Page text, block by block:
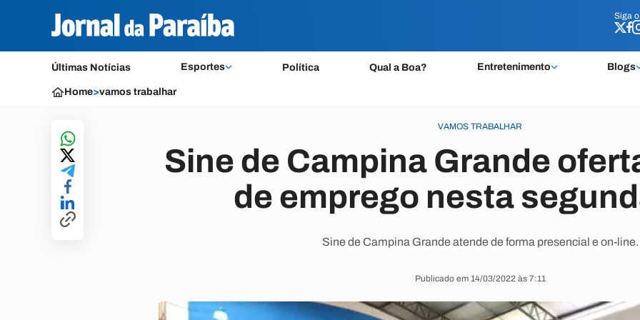
Siga o
Últimas Notícias Esportes Política Qual a Boa? Entretenimento Blogs
Siga o
Home>vamos trabalhar
VAMOS TRABALHAR
Sine de Campina Grande
de emprego nesta
Sine de Campina Grande atende de forma presencial e on-line.
Publicado em 14/03/2022 às 7:11